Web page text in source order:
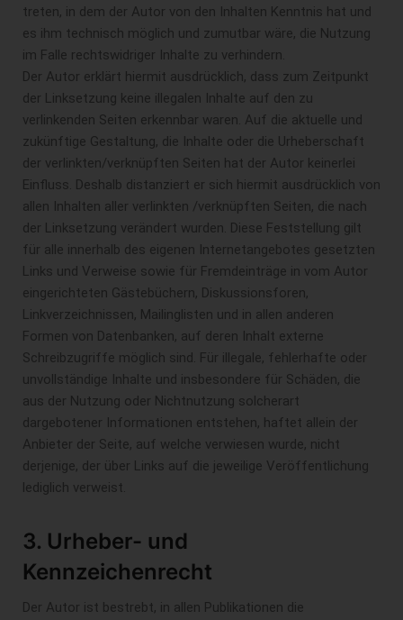
treten, in dem der Autor von den Inhalten Kenntnis hat und
es ihm technisch möglich und zumutbar wäre, die Nutzung
im Falle rechtswidriger Inhalte zu verhindern.
Der Autor erklärt hiermit ausdrücklich, dass zum Zeitpunkt
der Linksetzung keine illegalen Inhalte auf den zu
verlinkenden Seiten erkennbar waren. Auf die aktuelle und
zukünftige Gestaltung, die Inhalte oder die Urheberschaft
der verlinkten/verknüpften Seiten hat der Autor keinerlei
Einfluss. Deshalb distanziert er sich hiermit ausdrücklich von
allen Inhalten aller verlinkten /verknüpften Seiten, die nach
der Linksetzung verändert wurden. Diese Feststellung gilt
für alle innerhalb des eigenen Internetangebotes gesetzten
Links und Verweise sowie für Fremdeinträge in vom Autor
eingerichteten Gästebüchern, Diskussionsforen,
Linkverzeichnissen, Mailinglisten und in allen anderen
Formen von Datenbanken, auf deren Inhalt externe
Schreibzugriffe möglich sind. Für illegale, fehlerhafte oder
unvollständige Inhalte und insbesondere für Schäden, die
aus der Nutzung oder Nichtnutzung solcherart
dargebotener Informationen entstehen, haftet allein der
Anbieter der Seite, auf welche verwiesen wurde, nicht
derjenige, der über Links auf die jeweilige Veröffentlichung
lediglich verweist.
3. Urheber- und
Kennzeichenrecht
Der Autor ist bestrebt, in allen Publikationen die